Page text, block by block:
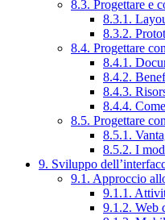
8.3. Progettare e
8.3.1.
8.3.2.
8.4. Progettare
8.4.1.
8.4.2.
8.4.3.
8.4.4.
8.5. Progettare
8.5.1.
8.5.2. I
9. Sviluppo
9.1. Approccio
9.1.1.
9.1.2. Web